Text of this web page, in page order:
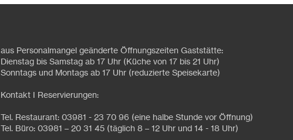
aus Personalmangel geänderte Öffnungszeiten Gaststätte:
Dienstag bis Samstag ab 17 Uhr (Küche von 17 bis 21 Uhr)
Sonntags und Montags ab 17 Uhr (reduzierte Speisekarte)
Kontakt I Reservierungen:
Tel. Restaurant: 03981 - 23 70 96 (eine halbe Stunde vor Öffnung)
Tel. Büro: 03981 – 20 31 45 (täglich 8 – 12 Uhr und 14 - 18 Uhr)